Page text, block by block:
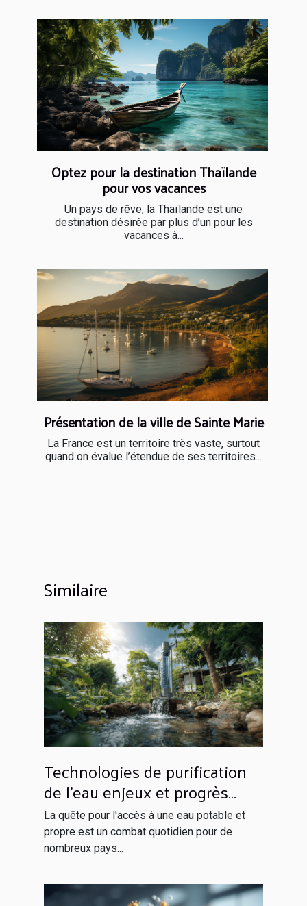
Optez pour la destination Thaïlande
pour vos vacances
Un pays de rêve, la Thaïlande est une
destination désirée par plus d’un pour les
vacances à...
Présentation de la ville de Sainte Marie
La France est un territoire très vaste, surtout
quand on évalue l’étendue de ses territoires...
Similaire
Technologies de purification
de l'eau enjeux et progrès
pour les pays en
développement
La quête pour l'accès à une eau potable et
propre est un combat quotidien pour de
nombreux pays...